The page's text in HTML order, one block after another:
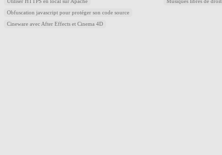
Utiliser HTTPS en local sur Apache
Obfuscation javascript pour protéger son code source
Cineware avec After Effects et Cinema 4D
Musiques libres de